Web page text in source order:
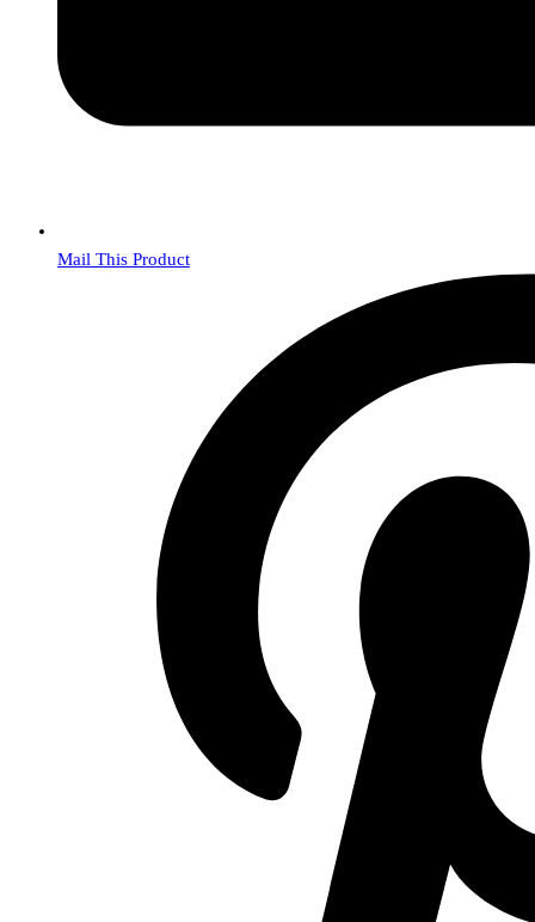
Mail This Product